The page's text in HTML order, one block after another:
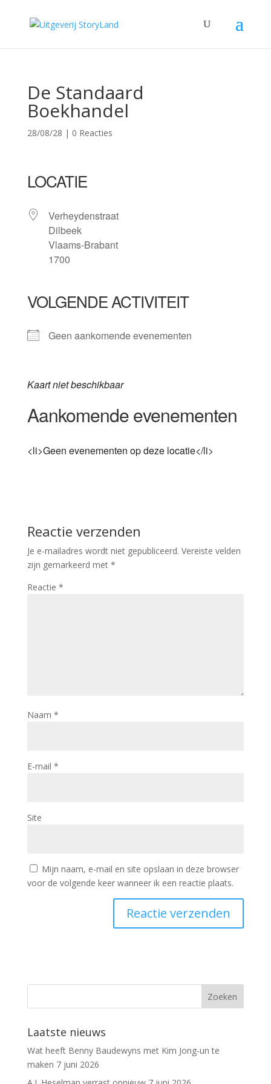
De Standaard
Boekhandel
28/08/28 | 0 Reacties
LOCATIE
Verheydenstraat
Dilbeek
Vlaams-Brabant
1700
VOLGENDE ACTIVITEIT
Geen aankomende evenementen
Kaart niet beschikbaar
Aankomende evenementen
<li>Geen evenementen op deze locatie</li>
Reactie verzenden
Je e-mailadres wordt niet gepubliceerd. Vereiste velden
zijn gemarkeerd met *
Reactie *
Naam *
E-mail *
Site
Mijn naam, e-mail en site opslaan in deze browser
voor de volgende keer wanneer ik een reactie plaats.
Laatste nieuws
Wat heeft Benny Baudewyns met Kim Jong-un te
maken 7 juni 2026